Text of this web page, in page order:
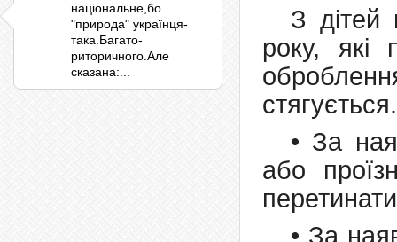
З дітей
року, які
стягується.
• За
або
• За
національне,бо
"природа" українця-
така.Багато-
риторичного.Але
сказана:...